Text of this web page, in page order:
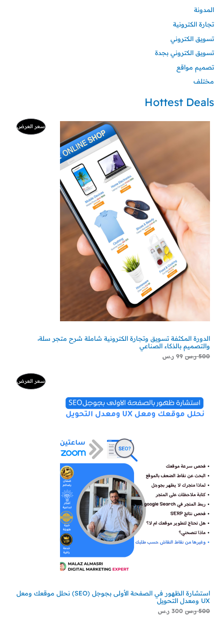
المدونة
تجارة الكترونية
تسويق الكتروني
تسويق الكتروني بجدة
تصميم مواقع
مختلف
Hottest Deals
سعر العرضمنتج
الدورة المكثفة تسويق وتجارة الكترونية شاملة شرح متجر سلة،
والتصميم بالذكاء الصناعي
500 ر.س 99 ر.س
سعر العرضمنتج
استشارة الظهور في الصفحة الأولى بجوجل (SEO) نحلل موقعك ومعل
UX ومعدل التحويل
500 ر.س
500 ر.س.
300 ر.س
300 ر.س.